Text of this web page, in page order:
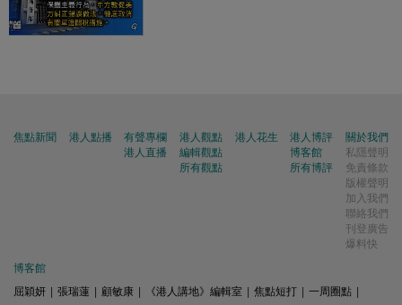
焦點新聞 港人點播
有聲專欄
港人直播
港人觀點
編輯觀點
所有觀點
港人花生
港人博評
博客館
所有博評
關於我們
私隱聲明
免責條款
版權聲明
加入我們
聯絡我們
刊登廣告
爆料快
博客館
屈穎妍
張瑞蓮 顧敏康 《港人講地》編輯室 焦點短打 一周圈點